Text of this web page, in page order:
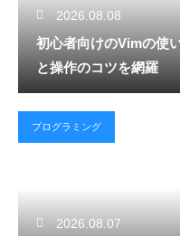
2026.08.08
初心者向けのVimの使
と操作のコツを網羅
プログラミング
2026.08.07